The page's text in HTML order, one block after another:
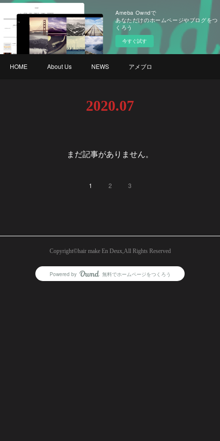
Ameba Owndで
あなただけのホームページやブログをつ
くろう
今すぐ試す
HOME About Us NEWS アメブロ
2020.07
まだ記事がありません。
1 2 3
Copyright©︎hair make En Deux,All Rights Reserved
Powered by AmebaOwnd
無料でホームページをつくろう